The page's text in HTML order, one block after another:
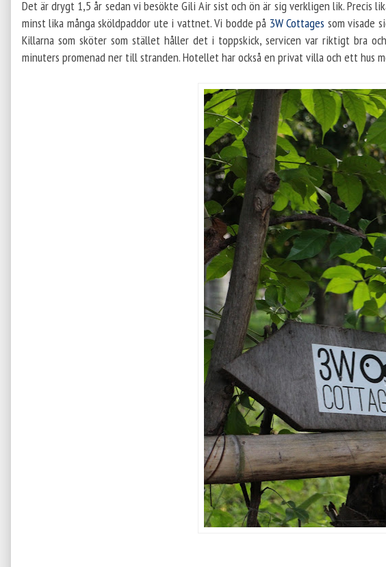
Det är drygt 1,5 år sedan vi besökte Gili Air sist och ön är sig verkligen lik. Precis
minst lika många sköldpaddor ute i vattnet. Vi bodde på 3W Cottages som visade
Killarna som sköter som stället håller det i toppskick, servicen var riktigt bra
minuters promenad ner till stranden. Hotellet har också en privat villa och ett hus